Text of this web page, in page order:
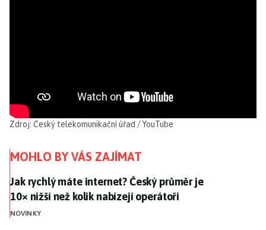
Zdroj: Český telekomunikační úřad / YouTube
MOHLO BY VÁS ZAJÍMAT
Jak rychlý máte internet? Český průměr je 10× nižší
Jak rychlý máte internet? Český průměr je
10× nižší než kolik nabízejí operátoři
NOVINKY